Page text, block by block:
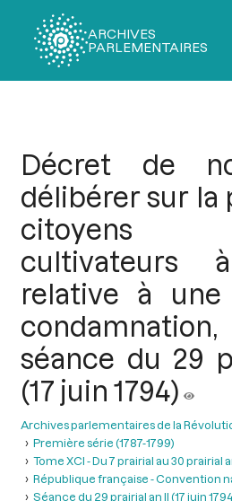
ARCHIVES
PARLEMENTAIRES
Décret de
délibérer sur la
citoyens
cultivateurs
relative à
séance du 29
(17 juin 1794)
Archives parlementaires de la
Première série (1787-1799)
Tome XCI - Du 7 prairial au 30 prairial
République française - Convention
Séance du 29 prairial an II (17 juin